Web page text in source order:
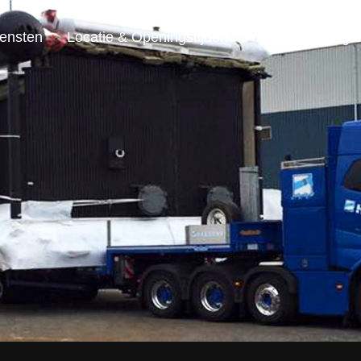
Locatie & Openingstijden Contact &